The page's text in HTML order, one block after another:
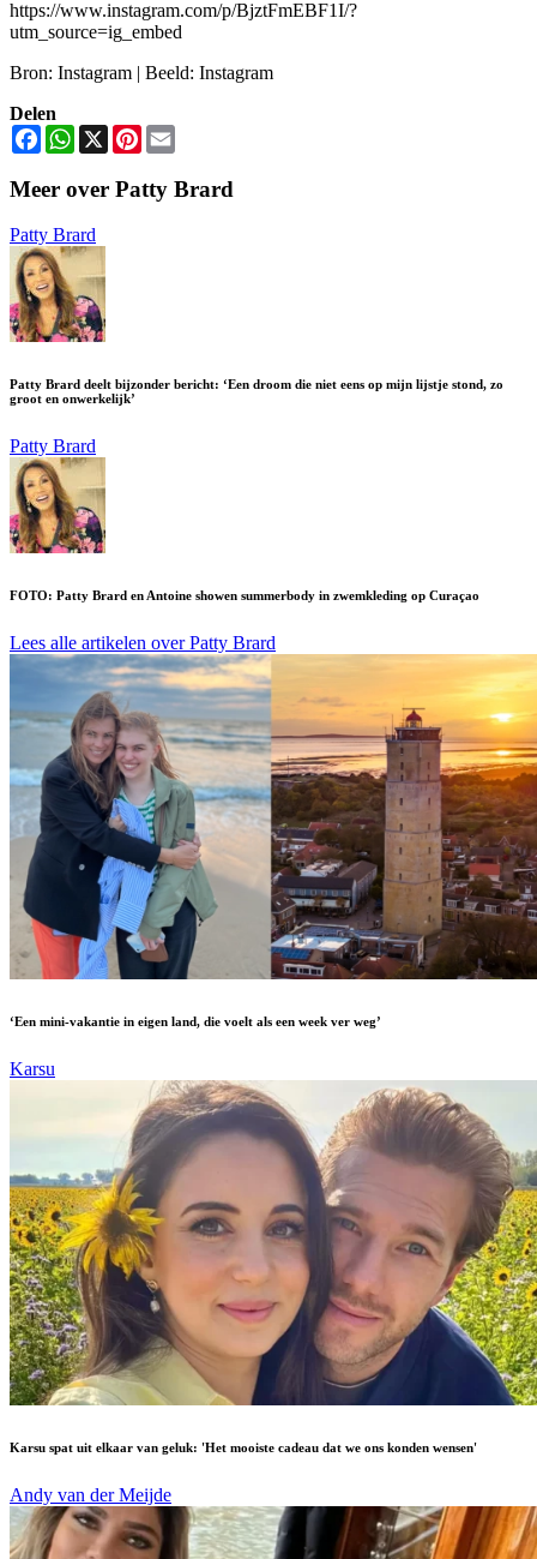
https://www.instagram.com/p/BjztFmEBF1I/?
utm_source=ig_embed
Bron: Instagram | Beeld: Instagram
Delen
FacebookWhatsApp
X Pinterest
Meer over Patty Brard
Patty Brard
Patty Brard deelt bijzonder bericht: ‘Een droom die niet eens op mijn lijstje stond, zo
groot en onwerkelijk’
Patty Brard
FOTO: Patty Brard en Antoine showen summerbody in zwemkleding op Curaçao
Lees alle artikelen over Patty Brard
‘Een mini-vakantie in eigen land, die voelt als een week ver weg’
Karsu
Karsu spat uit elkaar van geluk: 'Het mooiste cadeau dat we ons konden wensen'
Andy van der Meijde